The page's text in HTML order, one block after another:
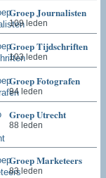
Groep Journalisten
109 leden
Groep Tijdschriften
103 leden
Groep Fotografen
94 leden
Groep Utrecht
88 leden
Groep Marketeers
83 leden